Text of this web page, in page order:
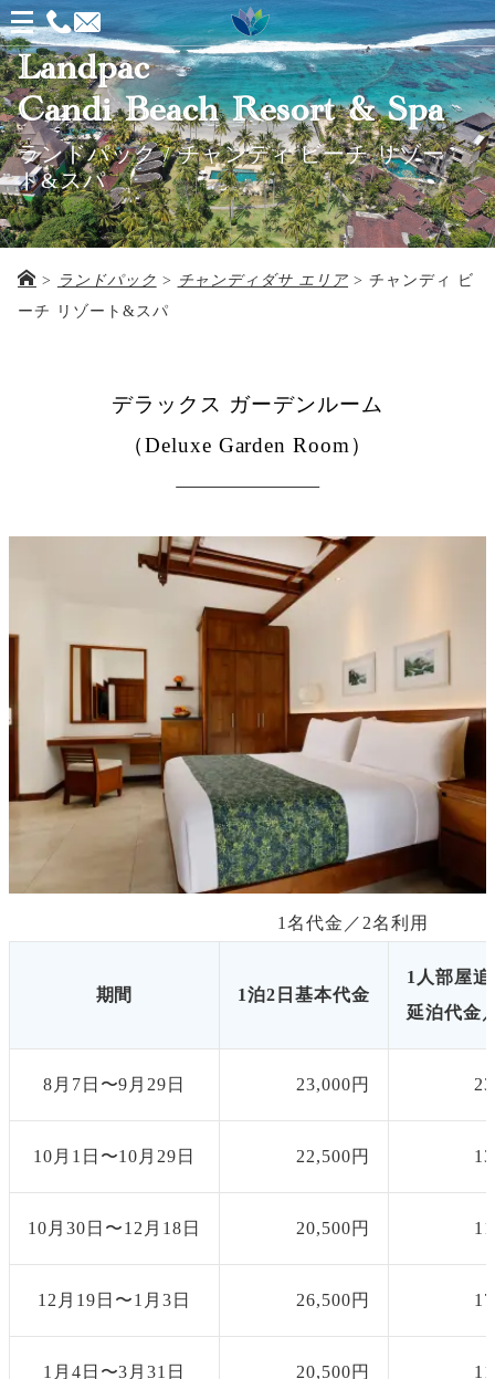
メ
ニ
ュ
ー
を
開
く
Landpac
Candi Beach Resort & Spa
ランドパック / チャンディ ビーチ リゾー
ト&スパ
> ランドパック > チャンディダサ エリア > チャンディ ビ
ーチ リゾート&スパ
デラックス ガーデンルーム
（Deluxe Garden Room）
1名代金／ 2名利用
期間 1泊2日基本代金
1人部屋
延泊代金
8月7日〜9月29日 23,000円
10月1日〜10月29日 22,500円
10月30日〜12月18日 20,500円
12月19日〜1月3日 26,500円
1月4日〜3月31日 20,500円